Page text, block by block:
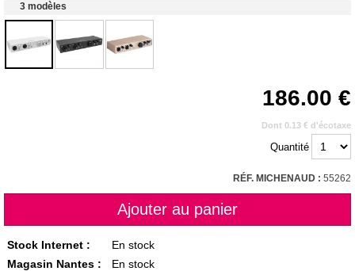
3 modèles
186.00
Dont 0.13 € d'écotaxe
Quantité
RÉF. MICHENAUD : 55262
Stock Internet :
En stock
Magasin Nantes :
En stock